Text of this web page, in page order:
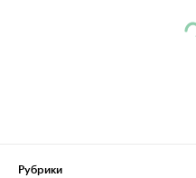
Рубрики